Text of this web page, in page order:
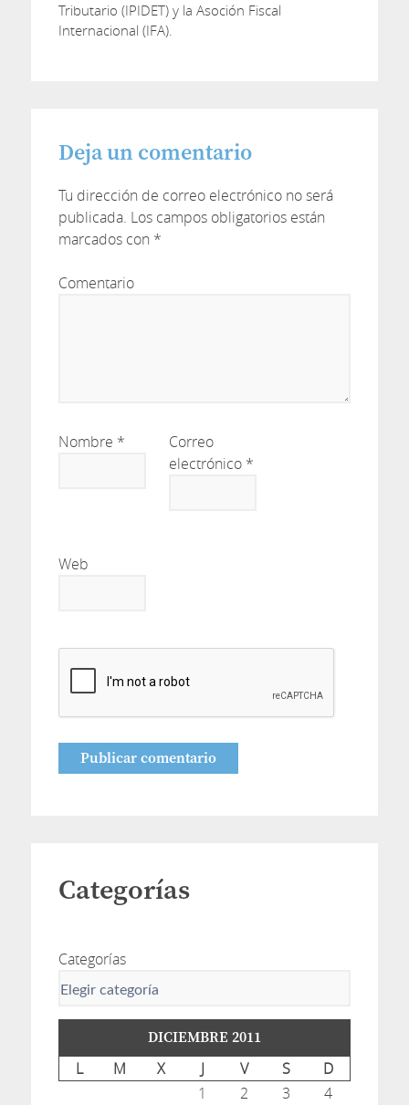
Tributario (IPIDET) y la Asoción Fiscal
Internacional (IFA).
Deja un comentario
Tu dirección de correo electrónico no será
publicada. Los campos obligatorios están
marcados con *
Comentario
Nombre *
Correo
electrónico *
Web
Categorías
Categorías
DICIEMBRE 2011
L M X J V S D
1 2 3
4